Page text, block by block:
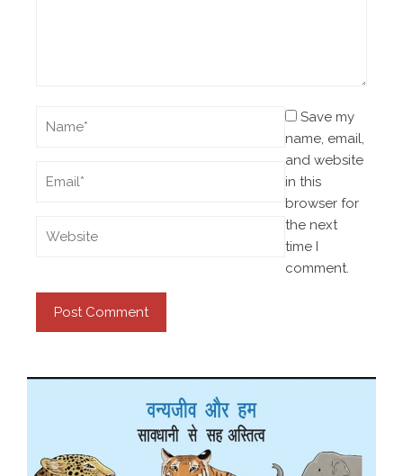
Save my
name, email,
and website
in this
browser for
the next
time I
comment.